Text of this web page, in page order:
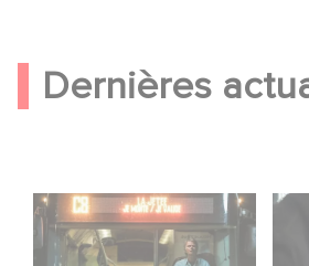
Dernières
Une date de sortie
pour le nouveau film